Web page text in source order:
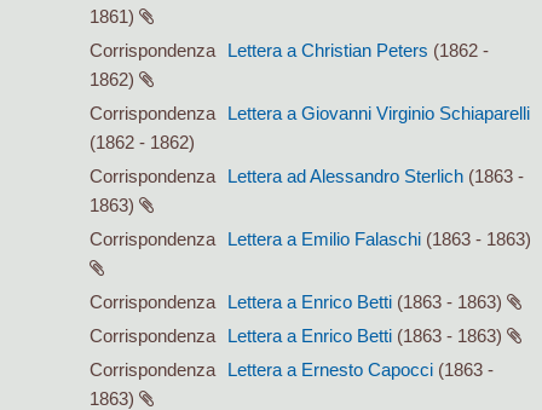
1861)
Corrispondenza
Lettera a Christian Peters (1862 -
1862)
Corrispondenza
Lettera a Giovanni Virginio Schiaparelli
(1862 - 1862)
Corrispondenza
Lettera ad Alessandro Sterlich (1863 -
1863)
Corrispondenza
Lettera a Emilio Falaschi (1863 - 1863)
Corrispondenza Lettera a Enrico Betti (1863 - 1863)
Corrispondenza
Lettera a Enrico Betti (1863 - 1863)
Corrispondenza
Lettera a Ernesto Capocci (1863 -
1863)